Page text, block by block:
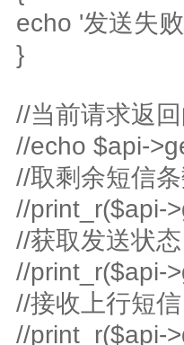
echo '发送失
}
//当前请求返
//echo $api-
//取剩余短信
//print_r($api-
//获取发送状态
//print_r($api-
//接收上行短
//print_r($api-